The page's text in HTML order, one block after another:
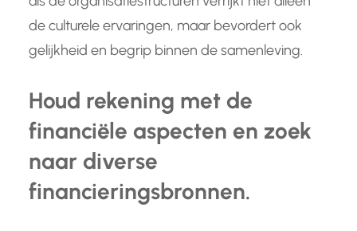
de culturele ervaringen, maar bevordert ook
gelijkheid en begrip binnen de samenleving.
Houd rekening met de
financiële aspecten en zoek
naar diverse
financieringsbronnen.